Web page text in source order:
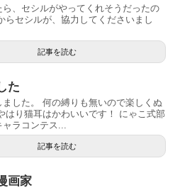
ら、セシルがやってくれそうだったの
らセシルが、協力してくださいまし
記事を読む
た
した。 何の縛りも無いので楽しくぬ
はり猫耳はかわいいです！ にゃこ式部
ラコンテス...
記事を読む
画家